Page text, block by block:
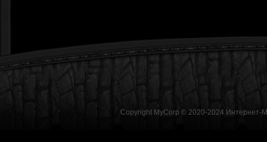
Copyright MyCorp © 2020-2024 Интернет-